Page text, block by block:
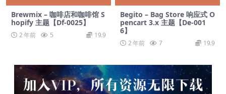
Brewmix – 咖啡店和咖啡馆 S
hopify 主题【Df-0025】
2 年前 5 19.9
Begito – Bag Store 响应式 O
pencart 3.x 主题【De-001
6】
2 年前 7 19.9